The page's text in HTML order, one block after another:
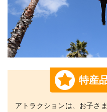
特産
アトラクションは、お子さ